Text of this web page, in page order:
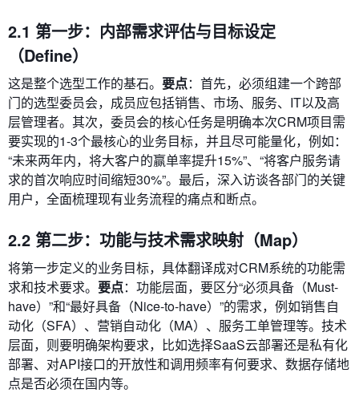
2.1 第一步：内部需求评估与目标设定
（Define）
这是整个选型工作的基石。 要点：首先，必须组建一个跨部
门的选型委员会，成员应包括销售、市场、服务、IT以及高
层管理者。其次，委员会的核心任务是明确本次CRM项目需
要实现的1-3个最核心的业务目标，并且尽可能量化，例如：
“未来两年内，将大客户的赢单率提升15%”、“将客户服务请
求的首次响应时间缩短30%”。最后，深入访谈各部门的关键
用户，全面梳理现有业务流程的痛点和断点。
2.2 第二步：功能与技术需求映射（Map）
将第一步定义的业务目标，具体翻译成对CRM系统的功能需
求和技术要求。 要点：功能层面，要区分“必须具备（Must-
have）”和“最好具备（Nice-to-have）”的需求，例如销售自
动化（SFA）、营销自动化（MA）、服务工单管理等。技术
层面，则要明确架构要求，比如选择SaaS云部署还是私有化
部署、对API接口的开放性和调用频率有何要求、数据存储地
点是否必须在国内等。